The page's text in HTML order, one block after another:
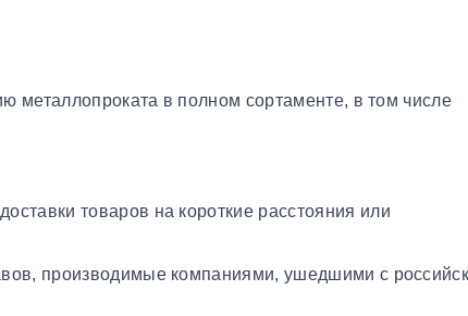
металлопроката в полном сортаменте, в том числе
товаров на короткие расстояния или
производимые компаниями, ушедшими с